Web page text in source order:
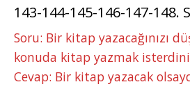
143-144-145-146-147-148.
Soru: Bir kitap yazacağınızı
konuda kitap yazmak
Cevap: Bir kitap yazacak